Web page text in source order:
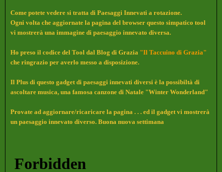
Come potete vedere si tratta di Paesaggi Innevati a rotazione.
Ogni volta che aggiornate la pagina del browser questo simpatico tool
vi mostrerà una immagine di paesaggio innevato diversa.
Ho preso il codice del Tool dal Blog di Grazia "Il Taccuino di Grazia"
che ringrazio per averlo messo a disposizione.
Il Plus di questo gadget di paesaggi innevati diversi è la possibiltà di
ascoltare musica, una famosa canzone di Natale "Winter Wonderland"
Provate ad aggiornare/ricaricare la pagina . . . ed il gadget vi mostrerà
un paesaggio innevato diverso. Buona nuova settimana